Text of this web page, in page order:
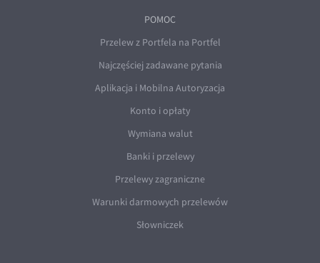
POMOC
Przelew z Portfela na Portfel
Najczęściej zadawane pytania
Aplikacja i Mobilna Autoryzacja
Konto i opłaty
Wymiana walut
Banki i przelewy
Przelewy zagraniczne
Warunki darmowych przelewów
Słowniczek